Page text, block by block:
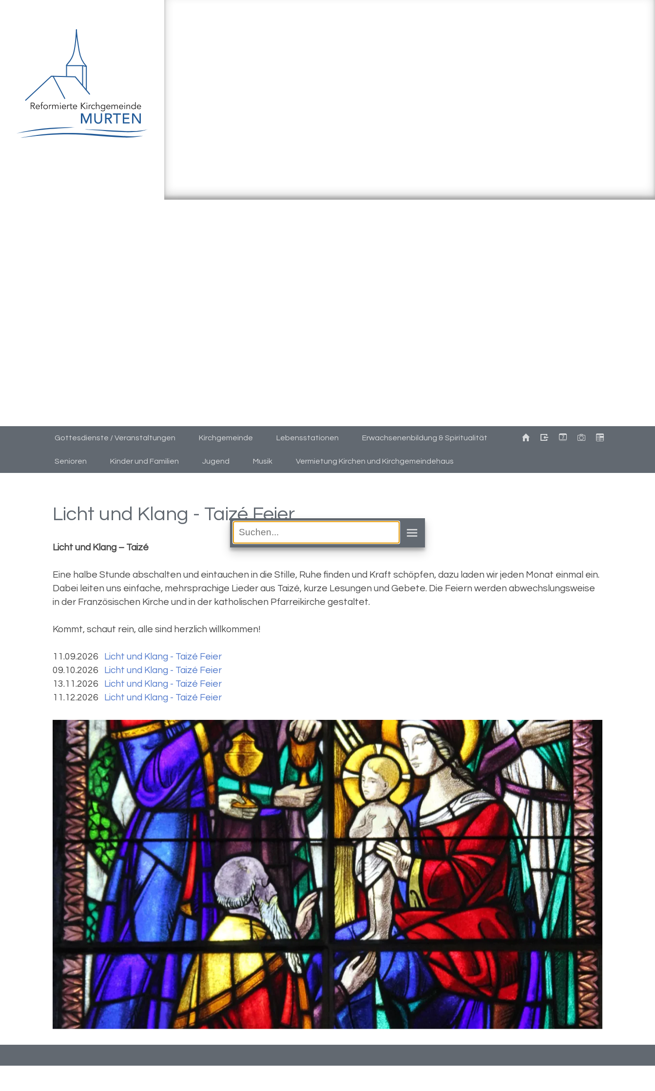
7
Gottesdienste / Veranstaltungen Kirchgemeinde Lebensstationen Erwachsenenbildung & Spiritualität
Senioren Kinder und Familien Jugend Musik Vermietung Kirchen und Kirchgemeindehaus
Licht und Klang - Taizé Feier
Licht und Klang – Taizé
Eine halbe Stunde abschalten und eintauchen in die Stille, Ruhe finden und Kraft schöpfen, dazu laden wir jeden Monat einmal ein.
Dabei leiten uns einfache, mehrsprachige Lieder aus Taizé, kurze Lesungen und Gebete. Die Feiern werden abwechslungsweise
in der Französischen Kirche und in der katholischen Pfarreikirche gestaltet.
Kommt, schaut rein, alle sind herzlich willkommen!
11.09.2026 Licht und Klang - Taizé Feier
09.10.2026 Licht und Klang - Taizé Feier
13.11.2026 Licht und Klang - Taizé Feier
11.12.2026 Licht und Klang - Taizé Feier